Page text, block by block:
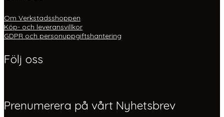
Om Verkstadsshoppen
Köp- och leveransvillkor
GDPR och personuppgiftshantering
Följ oss
Prenumerera på vårt Nyhetsbrev